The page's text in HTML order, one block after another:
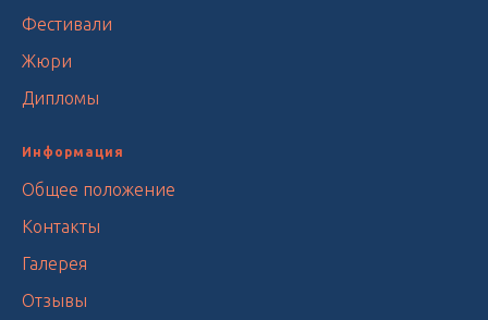
Фестивали
Жюри
Дипломы
Информация
Общее положение
Контакты
Галерея
Отзывы